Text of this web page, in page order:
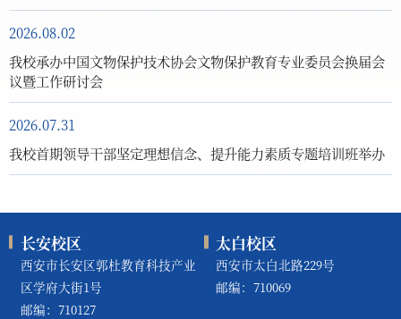
2026.08.02
我校承办中国文物保护技术协会文物保护教育专业委员会换届会
议暨工作研讨会
2026.07.31
我校首期领导干部坚定理想信念、提升能力素质专题培训班举办
长安校区
西安市长安区郭杜教育科技产业
区学府大街1号
邮编：710127
太白校区
西安市太白北路229号
邮编：710069